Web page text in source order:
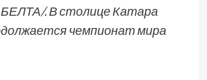
. В столице Катара
чемпионат мира